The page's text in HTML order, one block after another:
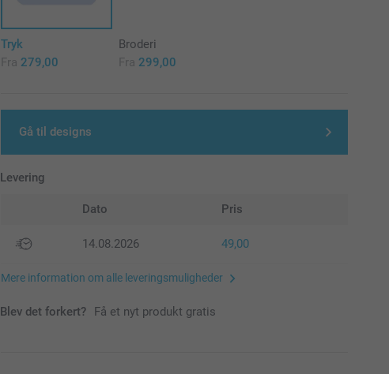
Tryk
Fra 279,00
Broderi
Fra 299,00
Gå til designs
Levering
Dato Pris
14.08.2026 49,00
Mere information om alle leveringsmuligheder
Blev det forkert? Få et nyt produkt gratis